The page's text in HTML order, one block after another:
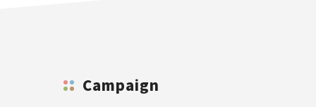
Campaign